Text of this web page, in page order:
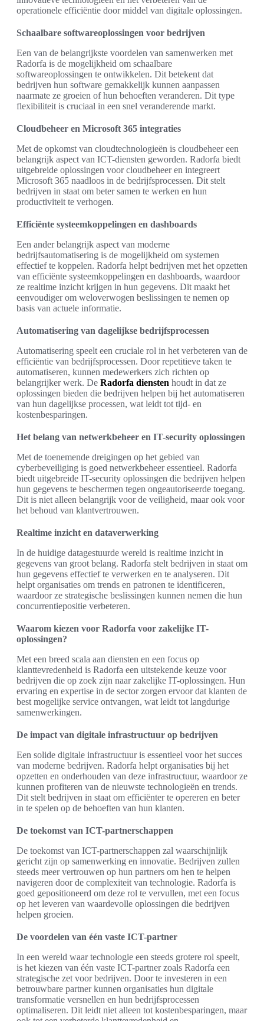
operationele efficiëntie door middel van digitale oplossingen.
Schaalbare softwareoplossingen voor bedrijven
Een van de belangrijkste voordelen van samenwerken met
Radorfa is de mogelijkheid om schaalbare
softwareoplossingen te ontwikkelen. Dit betekent dat
bedrijven hun software gemakkelijk kunnen aanpassen
naarmate ze groeien of hun behoeften veranderen. Dit type
flexibiliteit is cruciaal in een snel veranderende markt.
Cloudbeheer en Microsoft 365 integraties
Met de opkomst van cloudtechnologieën is cloudbeheer een
belangrijk aspect van ICT-diensten geworden. Radorfa biedt
uitgebreide oplossingen voor cloudbeheer en integreert
Microsoft 365 naadloos in de bedrijfsprocessen. Dit stelt
bedrijven in staat om beter samen te werken en hun
productiviteit te verhogen.
Efficiënte systeemkoppelingen en dashboards
Een ander belangrijk aspect van moderne
bedrijfsautomatisering is de mogelijkheid om systemen
effectief te koppelen. Radorfa helpt bedrijven met het opzetten
van efficiënte systeemkoppelingen en dashboards, waardoor
ze realtime inzicht krijgen in hun gegevens. Dit maakt het
eenvoudiger om weloverwogen beslissingen te nemen op
basis van actuele informatie.
Automatisering van dagelijkse bedrijfsprocessen
Automatisering speelt een cruciale rol in het verbeteren van de
efficiëntie van bedrijfsprocessen. Door repetitieve taken te
automatiseren, kunnen medewerkers zich richten op
belangrijker werk. De Radorfa diensten houdt in dat ze
oplossingen bieden die bedrijven helpen bij het automatiseren
van hun dagelijkse processen, wat leidt tot tijd- en
kostenbesparingen.
Het belang van netwerkbeheer en IT-security oplossingen
Met de toenemende dreigingen op het gebied van
cyberbeveiliging is goed netwerkbeheer essentieel. Radorfa
biedt uitgebreide IT-security oplossingen die bedrijven helpen
hun gegevens te beschermen tegen ongeautoriseerde toegang.
Dit is niet alleen belangrijk voor de veiligheid, maar ook voor
het behoud van klantvertrouwen.
Realtime inzicht en dataverwerking
In de huidige datagestuurde wereld is realtime inzicht in
gegevens van groot belang. Radorfa stelt bedrijven in staat om
hun gegevens effectief te verwerken en te analyseren. Dit
helpt organisaties om trends en patronen te identificeren,
waardoor ze strategische beslissingen kunnen nemen die hun
concurrentiepositie verbeteren.
Waarom kiezen voor Radorfa voor zakelijke IT-
oplossingen?
Met een breed scala aan diensten en een focus op
klanttevredenheid is Radorfa een uitstekende keuze voor
bedrijven die op zoek zijn naar zakelijke IT-oplossingen. Hun
ervaring en expertise in de sector zorgen ervoor dat klanten de
best mogelijke service ontvangen, wat leidt tot langdurige
samenwerkingen.
De impact van digitale infrastructuur op bedrijven
Een solide digitale infrastructuur is essentieel voor het succes
van moderne bedrijven. Radorfa helpt organisaties bij het
opzetten en onderhouden van deze infrastructuur, waardoor ze
kunnen profiteren van de nieuwste technologieën en trends.
Dit stelt bedrijven in staat om efficiënter te opereren en beter
in te spelen op de behoeften van hun klanten.
De toekomst van ICT-partnerschappen
De toekomst van ICT-partnerschappen zal waarschijnlijk
gericht zijn op samenwerking en innovatie. Bedrijven zullen
steeds meer vertrouwen op hun partners om hen te helpen
navigeren door de complexiteit van technologie. Radorfa is
goed gepositioneerd om deze rol te vervullen, met een focus
op het leveren van waardevolle oplossingen die bedrijven
helpen groeien.
De voordelen van één vaste ICT-partner
In een wereld waar technologie een steeds grotere rol speelt,
is het kiezen van één vaste ICT-partner zoals Radorfa een
strategische zet voor bedrijven. Door te investeren in een
betrouwbare partner kunnen organisaties hun digitale
transformatie versnellen en hun bedrijfsprocessen
optimaliseren. Dit leidt niet alleen tot kostenbesparingen, maar